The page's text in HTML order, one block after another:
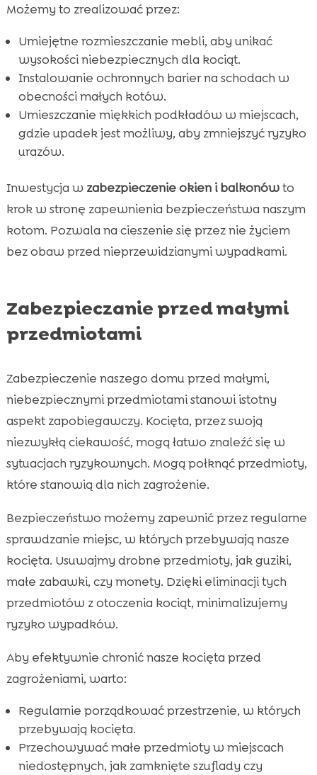
Możemy to zrealizować przez:
Umiejętne rozmieszczanie mebli, aby unikać
wysokości niebezpiecznych dla kociąt.
Instalowanie ochronnych barier na schodach w
obecności małych kotów.
Umieszczanie miękkich podkładów w miejscach,
gdzie upadek jest możliwy, aby zmniejszyć ryzyko
urazów.
Inwestycja w zabezpieczenie okien i balkonówto
krok w stronę zapewnienia bezpieczeństwa naszym
kotom. Pozwala na cieszenie się przez nie życiem
bez obaw przed nieprzewidzianymi wypadkami.
Zabezpieczanie przed małymi
przedmiotami
Zabezpieczenie naszego domu przed małymi,
niebezpiecznymi przedmiotami stanowi istotny
aspekt zapobiegawczy. Kocięta, przez swoją
niezwykłą ciekawość, mogą łatwo znaleźć się w
sytuacjach ryzykownych. Mogą połknąć przedmioty,
które stanowią dla nich zagrożenie.
Bezpieczeństwo możemy zapewnić przez regularne
sprawdzanie miejsc, w których przebywają nasze
kocięta. Usuwajmy drobne przedmioty, jak guziki,
małe zabawki, czy monety. Dzięki eliminacji tych
przedmiotów z otoczenia kociąt, minimalizujemy
ryzyko wypadków.
Aby efektywnie chronić nasze kocięta przed
zagrożeniami, warto:
Regularnie porządkować przestrzenie, w których
przebywają kocięta.
Przechowywać małe przedmioty w miejscach
niedostępnych, jak zamknięte szuflady czy